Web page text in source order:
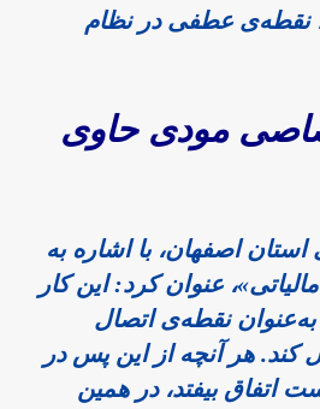
نقطه‌ی عطفی در نظام
مودی حاوی
استان اصفهان، با اشاره به
عنوان کرد: این کار
نقطه‌ی اتصال
هر آنچه از این پس در
اتفاق بیفتد، در همین